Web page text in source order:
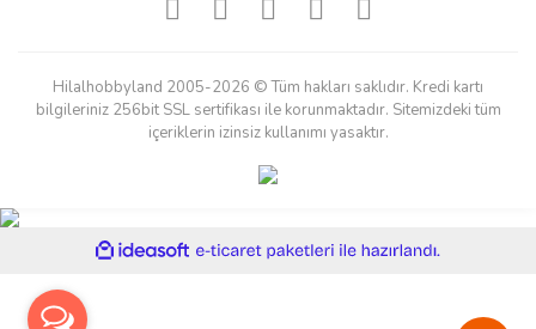
Hilalhobbyland 2005-2026 © Tüm hakları saklıdır. Kredi kartı
bilgileriniz 256bit SSL sertifikası ile korunmaktadır. Sitemizdeki tüm
içeriklerin izinsiz kullanımı yasaktır.
ideasoft
e-